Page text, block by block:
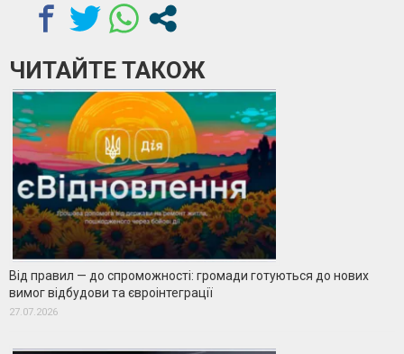
ЧИТАЙТЕ ТАКОЖ
Від правил — до спроможності: громади готуються до нових
вимог відбудови та євроінтеграції
27.07.2026